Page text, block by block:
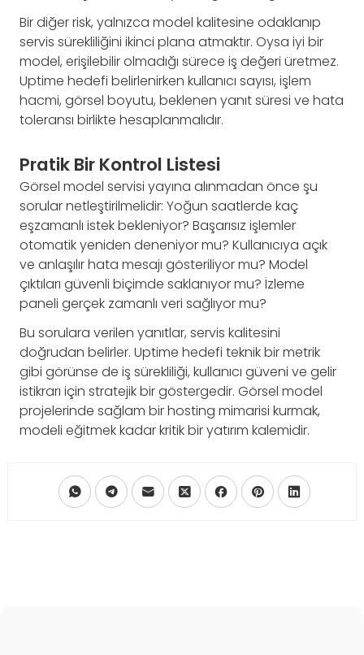
Bir diğer risk, yalnızca model kalitesine odaklanıp
servis sürekliliğini ikinci plana atmaktır. Oysa iyi bir
model, erişilebilir olmadığı sürece iş değeri üretmez.
Uptime hedefi belirlenirken kullanıcı sayısı, işlem
hacmi, görsel boyutu, beklenen yanıt süresi ve hata
toleransı birlikte hesaplanmalıdır.
Pratik Bir Kontrol Listesi
Görsel model servisi yayına alınmadan önce şu
sorular netleştirilmelidir: Yoğun saatlerde kaç
eşzamanlı istek bekleniyor? Başarısız işlemler
otomatik yeniden deneniyor mu? Kullanıcıya açık
ve anlaşılır hata mesajı gösteriliyor mu? Model
çıktıları güvenli biçimde saklanıyor mu? İzleme
paneli gerçek zamanlı veri sağlıyor mu?
Bu sorulara verilen yanıtlar, servis kalitesini
doğrudan belirler. Uptime hedefi teknik bir metrik
gibi görünse de iş sürekliliği, kullanıcı güveni ve gelir
istikrarı için stratejik bir göstergedir. Görsel model
projelerinde sağlam bir hosting mimarisi kurmak,
modeli eğitmek kadar kritik bir yatırım kalemidir.